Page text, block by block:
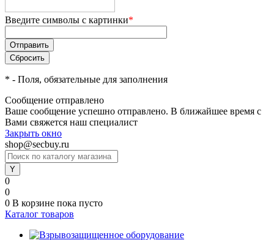
Введите символы с картинки*
* - Поля, обязательные для заполнения
Сообщение отправлено
Ваше сообщение успешно отправлено. В ближайшее время с
Вами свяжется наш специалист
Закрыть окно
shop@secbuy.ru
0
0
0 В корзине пока пусто
Каталог товаров